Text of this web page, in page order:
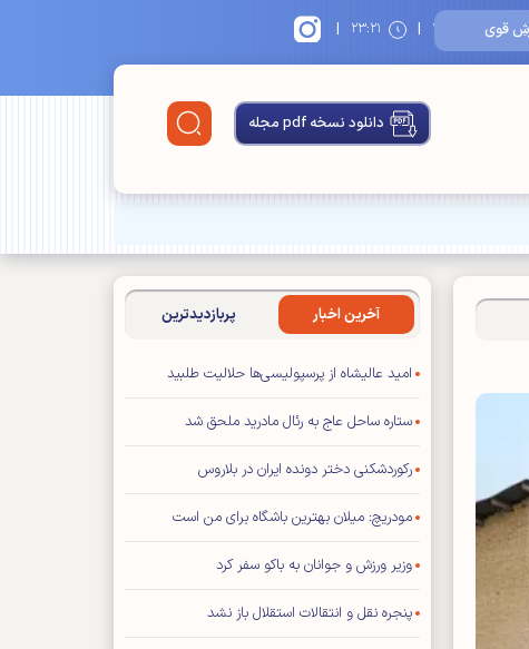
۱۵/مرداد/۱۴۰۵ | ۲۳:۲۱ |
دانلود نسخه pdf مجله
آخرین اخبار پربازدیدترین
امید عالیشاه از پرسپولیسی‌ها حلالیت طلبید
ستاره ساحل عاج به رئال مادرید ملحق شد
رکوردشکنی دختر دونده ایران در بلاروس
مودریچ: میلان بهترین باشگاه برای من است
وزیر ورزش و جوانان به باکو سفر کرد
پنجره نقل و انتقالات استقلال باز نشد